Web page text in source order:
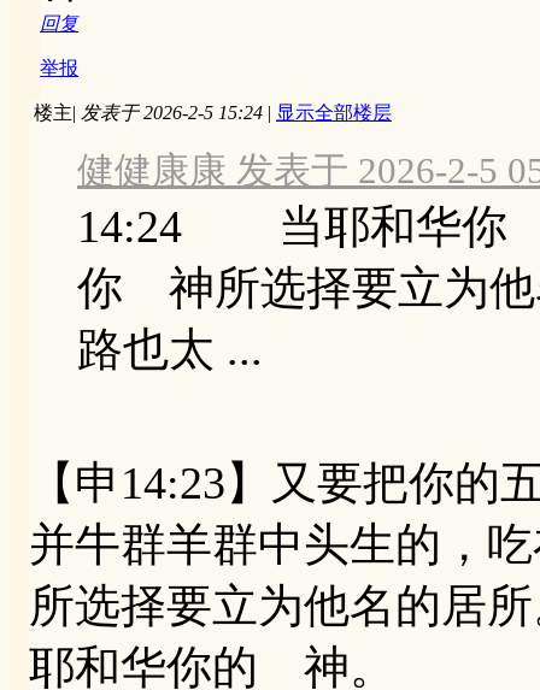
回复
举报
楼主| 发表于 2026-2-5 15:24 | 显示全部楼层
健健康康 发表于 2026-2-5
14:24 当耶和华你
你 神所选择要立为他
路也太 ...
【申14:23】又要把你
并牛群羊群中头生的，
所选择要立为他名的居
耶和华你的 神。